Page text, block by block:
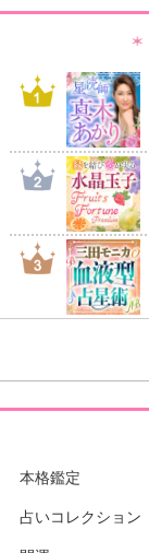
本格鑑定
占いコレクション